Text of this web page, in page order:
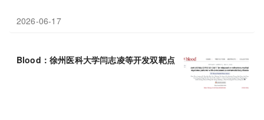
2026-06-17
Blood：徐州医科大学闫志凌等开发双靶点CAR-T“围剿”最难治